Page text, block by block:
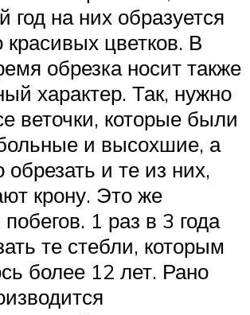
на них образуется
цветков. В
обрезка носит также
характер. Так, нужно
веточки, которые были
и высохшие, а
обрезать и те из них,
крону. Это же
1 раз в 3 года
те стебли, которым
более 12 лет. Рано